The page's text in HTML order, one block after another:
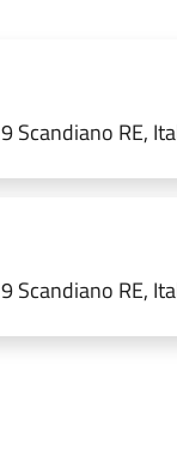
Scandiano RE,
Scandiano RE,